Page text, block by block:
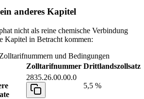
anderes Kapitel
nicht als reine chemische Verbindung
Kapitel in Betracht kommen:
und Bedingungen
Zolltarifnummer Drittlandszollsatz
2835.26.00.00.0
5,5 %